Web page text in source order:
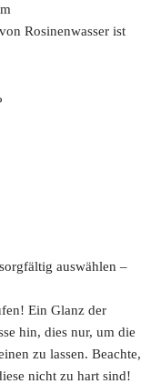
Rosinenwasser ist
auswählen –
Ein Glanz der
hin, dies nur, um die
zu lassen. Beachte,
nicht zu hart sind!